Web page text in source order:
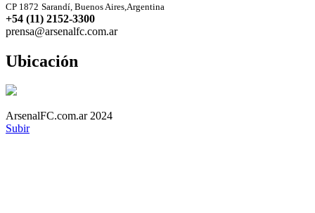
CP 1872 Sarandí, Buenos Aires,Argentina
+54 (11) 2152-3300
prensa@arsenalfc.com.ar
Ubicación
ArsenalFC.com.ar 2024
Subir